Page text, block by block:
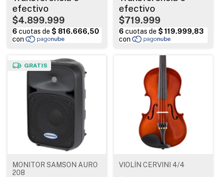
$4.899.999 $719.999
GRATIS
MONITOR SAMSON AURO
208
VIOLÍN CERVINI 4/4